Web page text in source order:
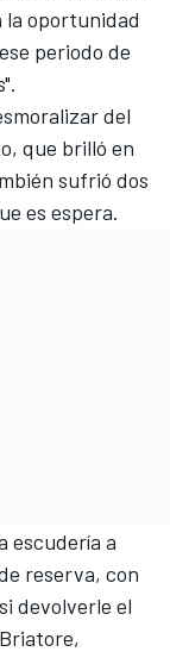
la oportunidad
periodo de
del
que brilló en
sufrió dos
es espera.
escudería a
reserva, con
devolverle el